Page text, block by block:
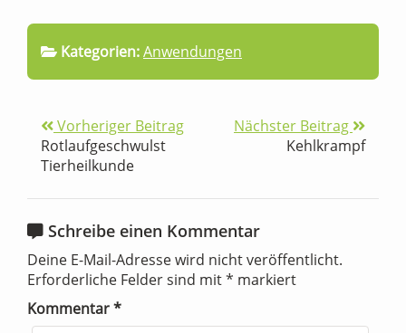
Kategorien:Anwendungen
Vorheriger Beitrag
Rotlaufgeschwulst
Tierheilkunde
Nächster Beitrag
Kehlkrampf
Schreibe einen Kommentar
Deine E-Mail-Adresse wird nicht veröffentlicht.
Erforderliche Felder sind mit* markiert
Kommentar*